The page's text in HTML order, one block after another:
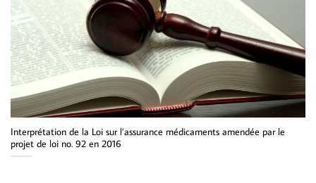
Interprétation de la Loi sur l’assurance médicaments amendée par le
projet de loi no. 92 en 2016